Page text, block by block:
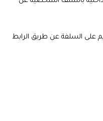
على السلفة عن طريق الرابط